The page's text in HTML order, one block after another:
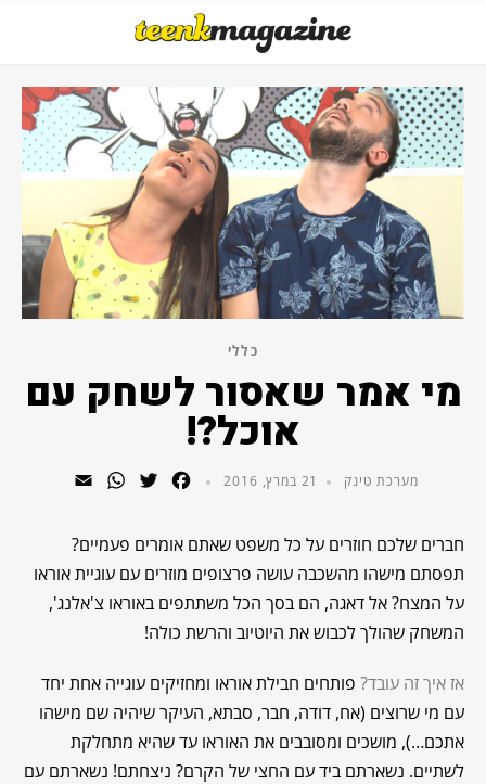
כללי
מי אמר שאסור לשחק עם
אוכל?!
מערכת טינק 21 במרץ, 2016 Facebook
Twitter
WhatsApp
חברים שלכם חוזרים על כל משפט שאתם אומרים פעמיים?
תפסתם מישהו מהשכבה עושה פרצופים מוזרים עם עוגיית אוראו
על המצח? אל דאגה, הם בסך הכל משתתפים באוראו צ'אלנג',
המשחק שהולך לכבוש את היוטיוב והרשת כולה!
אז איך זה עובד? פותחים חבילת אוראו ומחזיקים עוגייה אחת יחד
עם מי שרוצים (אח, דודה, חבר, סבתא, העיקר שיהיה שם מישהו
אתכם…), מושכים ומסובבים את האוראו עד שהיא מתחלקת
לשתיים. נשארתם ביד עם החצי של הקרם? ניצחתם! נשארתם עם